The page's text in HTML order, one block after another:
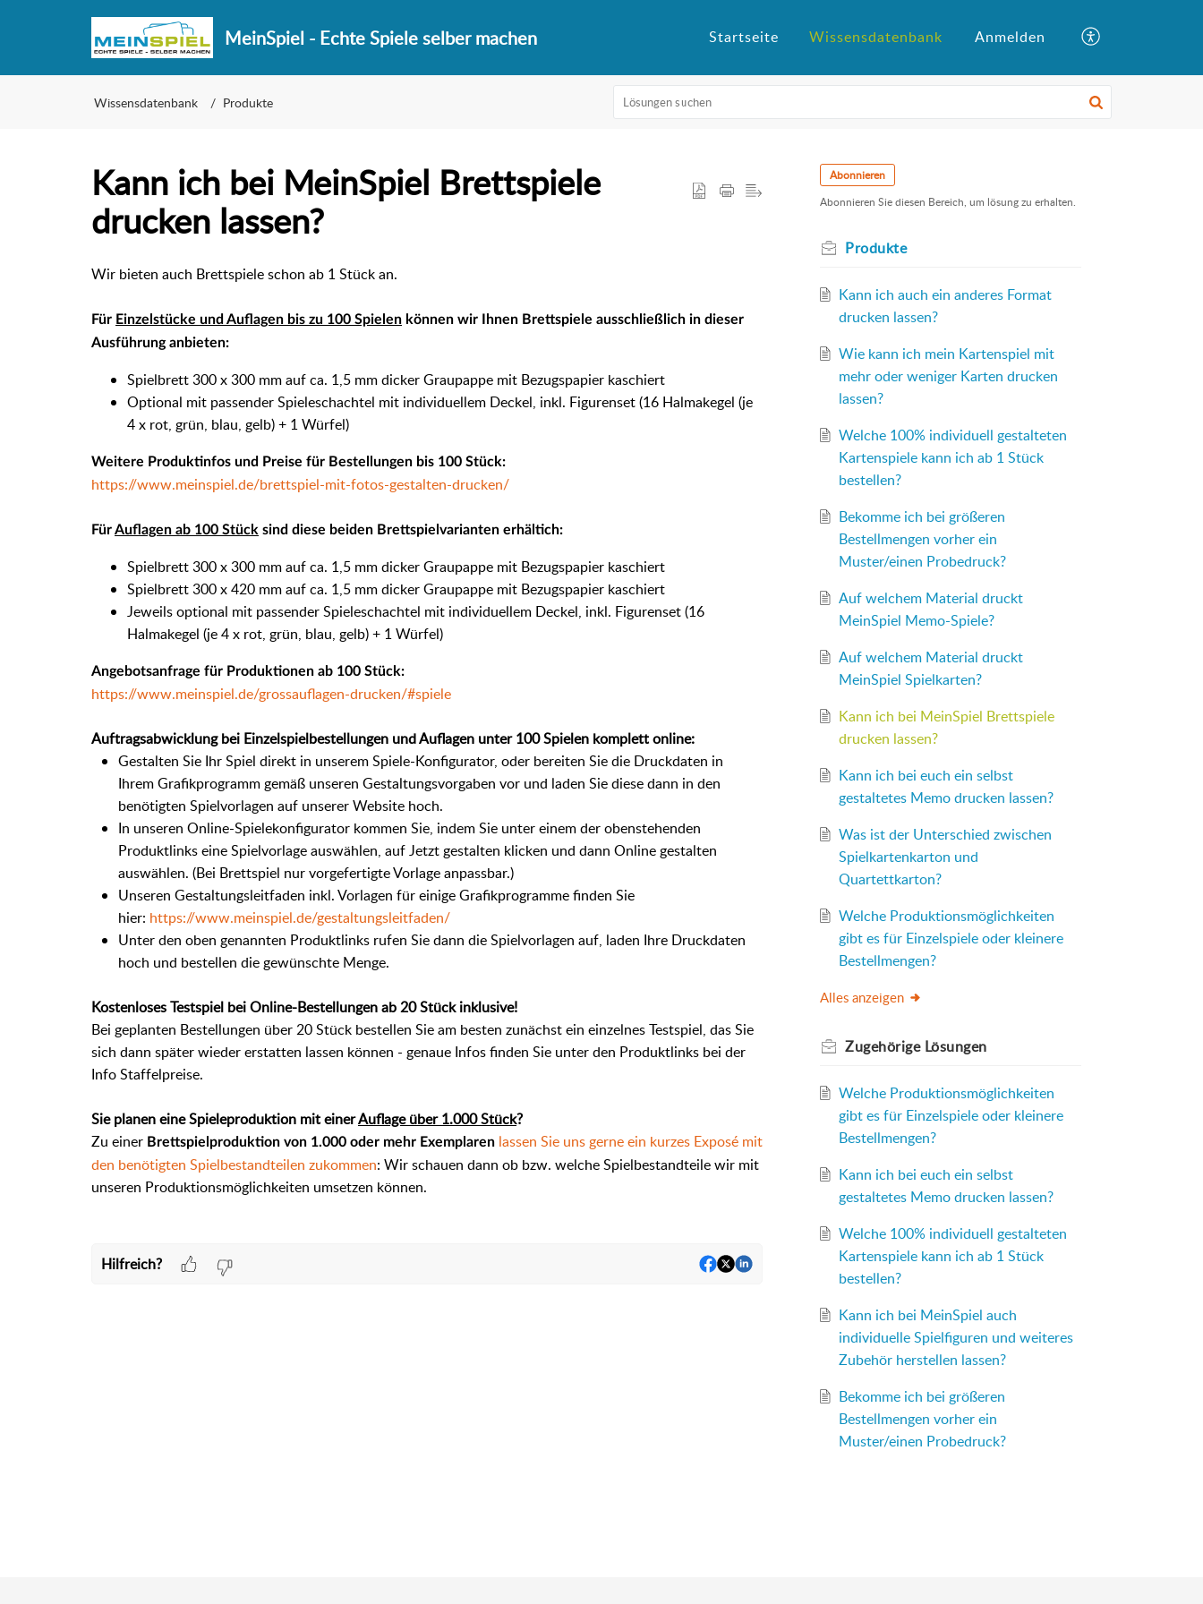
MeinSpiel - Echte Spiele selber machen Startseite Wissensdatenbank Anmelden
Wissensdatenbank Produkte
Kann ich bei MeinSpiel Brettspiele
drucken lassen?
Wir bieten auch Brettspiele schon ab 1 Stück an.
Für Einzelstücke und Auflagen bis zu 100 Spielen können wir Ihnen Brettspiele ausschließlich in dieser
Ausführung anbieten:
Spielbrett 300 x 300 mm auf ca. 1,5 mm dicker Graupappe mit Bezugspapier kaschiert
Optional mit passender Spieleschachtel mit individuellem Deckel, inkl. Figurenset (16 Halmakegel (je
4 x rot, grün, blau, gelb) + 1 Würfel)
Weitere Produktinfos und Preise für Bestellungen bis 100 Stück:
https://www.meinspiel.de/brettspiel-mit-fotos-gestalten-drucken/
FürAuflagen ab 100 Stück sind diese beiden Brettspielvarianten erhältich:
Spielbrett 300 x 300 mm auf ca. 1,5 mm dicker Graupappe mit Bezugspapier kaschiert
Spielbrett 300 x 420 mm auf ca. 1,5 mm dicker Graupappe mit Bezugspapier kaschiert
Jeweils optional mit passender Spieleschachtel mit individuellem Deckel, inkl. Figurenset (16
Halmakegel (je 4 x rot, grün, blau, gelb) + 1 Würfel)
Angebotsanfrage für Produktionen ab 100 Stück:
https://www.meinspiel.de/grossauflagen-drucken/#spiele
Auftragsabwicklung bei Einzelspielbestellungen und Auflagen unter 100 Spielen komplett online:
Gestalten Sie Ihr Spiel direkt in unserem Spiele-Konfigurator, oder bereiten Sie die Druckdaten in
Ihrem Grafikprogramm gemäß unseren Gestaltungsvorgaben vor und laden Sie diese dann in den
benötigten Spielvorlagen auf unserer Website hoch.
In unseren Online-Spielekonfigurator kommen Sie, indem Sie unter einem der obenstehenden
Produktlinks eine Spielvorlage auswählen, auf Jetzt gestalten klicken und dann Online gestalten
auswählen. (Bei Brettspiel nur vorgefertigte Vorlage anpassbar.)
Unseren Gestaltungsleitfaden inkl. Vorlagen für einige Grafikprogramme finden Sie
hier: https://www.meinspiel.de/gestaltungsleitfaden/
Unter den oben genannten Produktlinks rufen Sie dann die Spielvorlagen auf, laden Ihre Druckdaten
hoch und bestellen die gewünschte Menge.
Kostenloses Testspiel bei Online-Bestellungen ab 20 Stück inklusive!
Bei geplanten Bestellungen über 20 Stück bestellen Sie am besten zunächst ein einzelnes Testspiel, das Sie
sich dann später wieder erstatten lassen können - genaue Infos finden Sie unter den Produktlinks bei der
Info Staffelpreise.
Sie planen eine Spieleproduktion mit einerAuflage über 1.000 Stück?
Zu einer Brettspielproduktion von 1.000 oder mehr Exemplaren lassen Sie uns gerne ein kurzes Exposé mit
den benötigten Spielbestandteilen zukommen: Wir schauen dann ob bzw. welche Spielbestandteile wir mit
unseren Produktionsmöglichkeiten umsetzen können.
Hilfreich?
Abonnieren
Abonnieren Sie diesen Bereich, um lösung zu erhalten.
Produkte
Kann ich auch ein anderes Format
drucken lassen?
Wie kann ich mein Kartenspiel mit
mehr oder weniger Karten drucken
lassen?
Welche 100% individuell gestalteten
Kartenspiele kann ich ab 1 Stück
bestellen?
Bekomme ich bei größeren
Bestellmengen vorher ein
Muster/einen Probedruck?
Auf welchem Material druckt
MeinSpiel Memo-Spiele?
Auf welchem Material druckt
MeinSpiel Spielkarten?
Kann ich bei MeinSpiel Brettspiele
drucken lassen?
Kann ich bei euch ein selbst
gestaltetes Memo drucken lassen?
Was ist der Unterschied zwischen
Spielkartenkarton und
Quartettkarton?
Welche Produktionsmöglichkeiten
gibt es für Einzelspiele oder kleinere
Bestellmengen?
Alles anzeigen
Zugehörige Lösungen
Welche Produktionsmöglichkeiten
gibt es für Einzelspiele oder kleinere
Bestellmengen?
Kann ich bei euch ein selbst
gestaltetes Memo drucken lassen?
Welche 100% individuell gestalteten
Kartenspiele kann ich ab 1 Stück
bestellen?
Kann ich bei MeinSpiel auch
individuelle Spielfiguren und weiteres
Zubehör herstellen lassen?
Bekomme ich bei größeren
Bestellmengen vorher ein
Muster/einen Probedruck?